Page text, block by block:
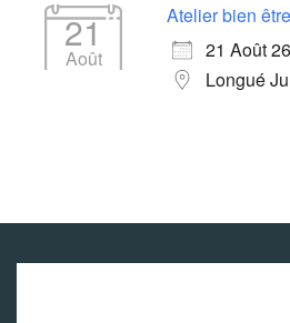
21
Août
Atelier bien
21 Août 26
Longué